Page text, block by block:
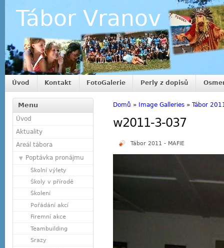
Tábor Vranov
Úvod Kontakt FotoGalerie Perly z dopisů
Menu
Úvod
Aktuality
Areál tábora
Poptávka pronájmu
Školní výlety
Školy v přírodě
Školení
Pořádání akcí
Firemní akce
Teambuilding
Srazy
Domů » Image Galleries » Tábor
w2011-3-037
Tábor 2011 - MAFIE